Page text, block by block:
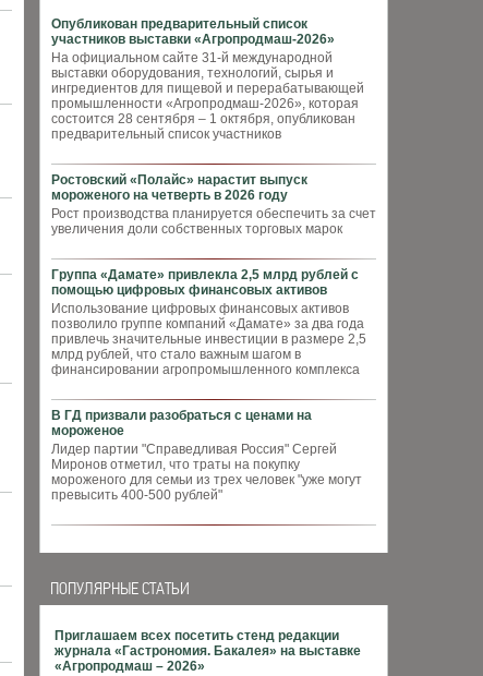
Опубликован предварительный список
участников выставки «Агропродмаш-2026»
На официальном сайте 31-й международной
выставки оборудования, технологий, сырья и
ингредиентов для пищевой и перерабатывающей
промышленности «Агропродмаш-2026», которая
состоится 28 сентября – 1 октября, опубликован
предварительный список участников
Ростовский «Полайс» нарастит выпуск
мороженого на четверть в 2026 году
Рост производства планируется обеспечить за счет
увеличения доли собственных торговых марок
Группа «Дамате» привлекла 2,5 млрд рублей с
помощью цифровых финансовых активов
Использование цифровых финансовых активов
позволило группе компаний «Дамате» за два года
привлечь значительные инвестиции в размере 2,5
млрд рублей, что стало важным шагом в
финансировании агропромышленного комплекса
В ГД призвали разобраться с ценами на
мороженое
Лидер партии "Справедливая Россия" Сергей
Миронов отметил, что траты на покупку
мороженого для семьи из трех человек "уже могут
превысить 400-500 рублей"
ПОПУЛЯРНЫЕ СТАТЬИ
Приглашаем всех посетить стенд редакции
журнала «Гастрономия. Бакалея» на выставке
«Агропродмаш – 2026»